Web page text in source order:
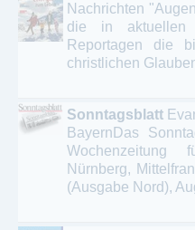
Nachrichten
die in aktuellen
Reportagen die
christlichen
Sonntagsblatt
BayernDas
Wochenzeitung
Nürnberg,
(Ausgabe Nord),